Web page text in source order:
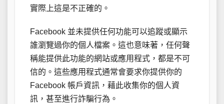
實際上這是不正確的。
Facebook 並未提供任何功能可以追蹤或顯示
誰瀏覽過你的個人檔案。這也意味著，任何聲
稱能提供此功能的網站或應用程式，都是不可
信的。這些應用程式通常會要求你提供你的
Facebook 帳戶資訊，藉此收集你的個人資
訊，甚至進行詐騙行為。